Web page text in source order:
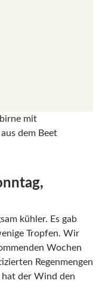
mit
dem Beet
kühler. Es gab
Tropfen. Wir
Wochen
Regenmengen
der Wind den